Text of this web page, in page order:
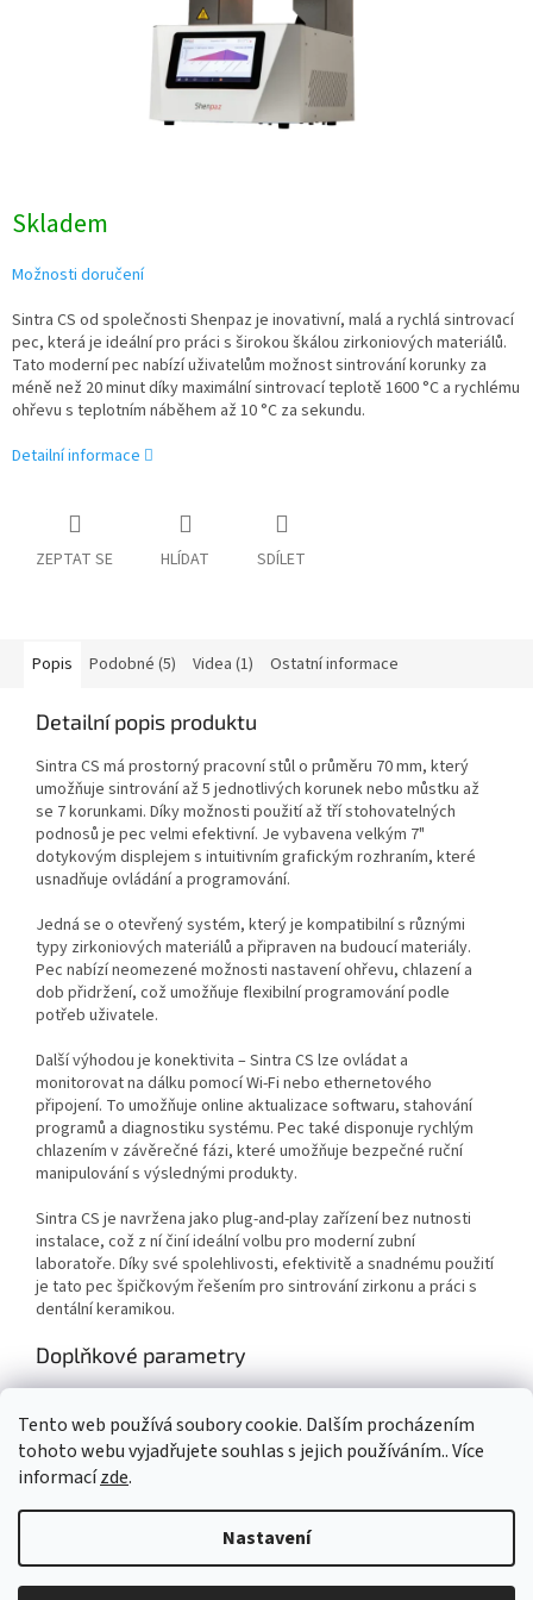
Tento web používá soubory cookie. Dalším procházením
tohoto webu vyjadřujete souhlas s jejich používáním.. Více
informacízde.
Nastavení
Skladem
Možnosti doručení
Sintra CS od společnosti Shenpaz je inovativní, malá a rychlá sintrovací
pec, která je ideální pro práci s širokou škálou zirkoniových materiálů.
Tato moderní pec nabízí uživatelům možnost sintrování korunky za
méně než 20 minut díky maximální sintrovací teplotě 1600 °C a rychlému
ohřevu s teplotním náběhem až 10 °C za sekundu.
Detailní informace
ZEPTAT SE HLÍDAT SDÍLET
Popis Podobné (5) Videa (1) Ostatní informace
Detailní popis produktu
Sintra CS má prostorný pracovní stůl o průměru 70 mm, který
umožňuje sintrování až 5 jednotlivých korunek nebo můstku až
se 7 korunkami. Díky možnosti použití až tří stohovatelných
podnosů je pec velmi efektivní. Je vybavena velkým 7"
dotykovým displejem s intuitivním grafickým rozhraním, které
usnadňuje ovládání a programování.
Jedná se o otevřený systém, který je kompatibilní s různými
typy zirkoniových materiálů a připraven na budoucí materiály.
Pec nabízí neomezené možnosti nastavení ohřevu, chlazení a
dob přidržení, což umožňuje flexibilní programování podle
potřeb uživatele.
Další výhodou je konektivita – Sintra CS lze ovládat a
monitorovat na dálku pomocí Wi-Fi nebo ethernetového
připojení. To umožňuje online aktualizace softwaru, stahování
programů a diagnostiku systému. Pec také disponuje rychlým
chlazením v závěrečné fázi, které umožňuje bezpečné ruční
manipulování s výslednými produkty.
Sintra CS je navržena jako plug-and-play zařízení bez nutnosti
instalace, což z ní činí ideální volbu pro moderní zubní
laboratoře. Díky své spolehlivosti, efektivitě a snadnému použití
je tato pec špičkovým řešením pro sintrování zirkonu a práci s
dentální keramikou.
Doplňkové parametry
Záruka: 1 rok
Vytvořil Shoptet